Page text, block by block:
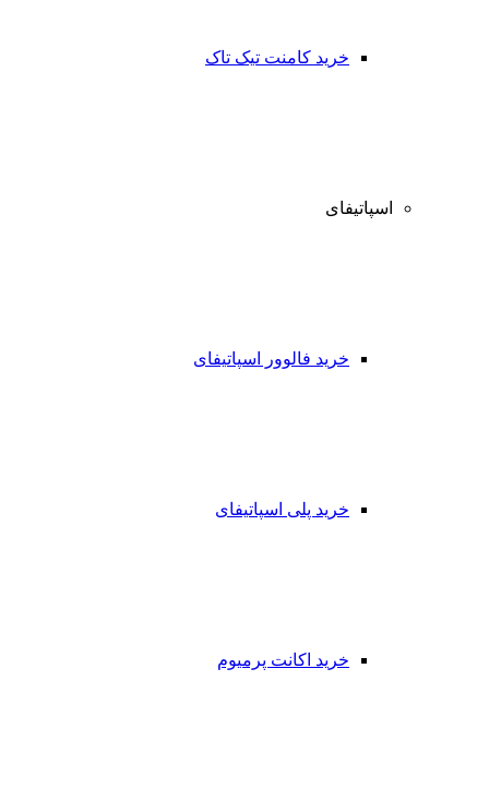
خرید کامنت تیک تاک
اسپاتیفای
خرید فالوور اسپاتیفای
خرید پلی اسپاتیفای
خرید اکانت پرمیوم